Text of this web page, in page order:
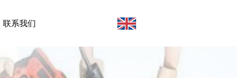
联系我们